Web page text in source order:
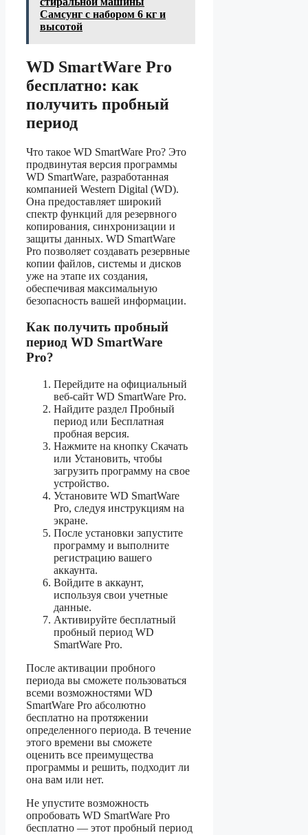
Самсунг с набором 6 кг и
высотой
WD SmartWare Pro
бесплатно: как
получить пробный
период
Что такое WD SmartWare Pro? Это
продвинутая версия программы
WD SmartWare, разработанная
компанией Western Digital (WD).
Она предоставляет широкий
спектр функций для резервного
копирования, синхронизации и
защиты данных. WD SmartWare
Pro позволяет создавать резервные
копии файлов, системы и дисков
уже на этапе их создания,
обеспечивая максимальную
безопасность вашей информации.
Как получить пробный
период WD SmartWare
Pro?
Перейдите на официальный
веб-сайт WD SmartWare Pro.
Найдите раздел Пробный
период или Бесплатная
пробная версия.
Нажмите на кнопку Скачать
или Установить, чтобы
загрузить программу на свое
устройство.
Установите WD SmartWare
Pro, следуя инструкциям на
экране.
После установки запустите
программу и выполните
регистрацию вашего
аккаунта.
Войдите в аккаунт,
используя свои учетные
данные.
Активируйте бесплатный
пробный период WD
SmartWare Pro.
После активации пробного
периода вы сможете пользоваться
всеми возможностями WD
SmartWare Pro абсолютно
бесплатно на протяжении
определенного периода. В течение
этого времени вы сможете
оценить все преимущества
программы и решить, подходит ли
она вам или нет.
Не упустите возможность
опробовать WD SmartWare Pro
бесплатно — этот пробный период